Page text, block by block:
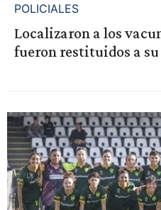
POLICIALES
Localizaron a los
fueron restituidos a su